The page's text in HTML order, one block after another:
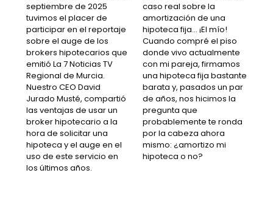
septiembre de 2025
tuvimos el placer de
participar en el reportaje
sobre el auge de los
brokers hipotecarios que
emitió La 7 Noticias TV
Regional de Murcia.
Nuestro CEO David
Jurado Musté, compartió
las ventajas de usar un
broker hipotecario a la
hora de solicitar una
hipoteca y el auge en el
uso de este servicio en
los últimos años.
caso real sobre la
amortización de una
hipoteca fija… ¡El mío!
Cuando compré el piso
donde vivo actualmente
con mi pareja, firmamos
una hipoteca fija bastante
barata y, pasados un par
de años, nos hicimos la
pregunta que
probablemente te ronda
por la cabeza ahora
mismo: ¿amortizo mi
hipoteca o no?